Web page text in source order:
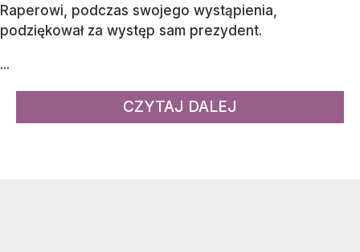
Raperowi, podczas swojego wystąpienia,
podziękował za występ sam prezydent.
...
CZYTAJ DALEJ